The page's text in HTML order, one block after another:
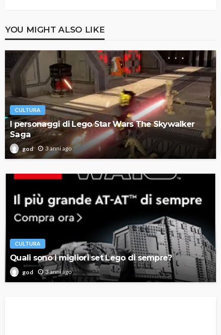
YOU MIGHT ALSO LIKE
CULTURA
I personaggi di Lego Star Wars The Skywalker
Saga
god 3 anni ago
CULTURA
Quali sono i migliori set Lego di sempre?
god 3 anni ago